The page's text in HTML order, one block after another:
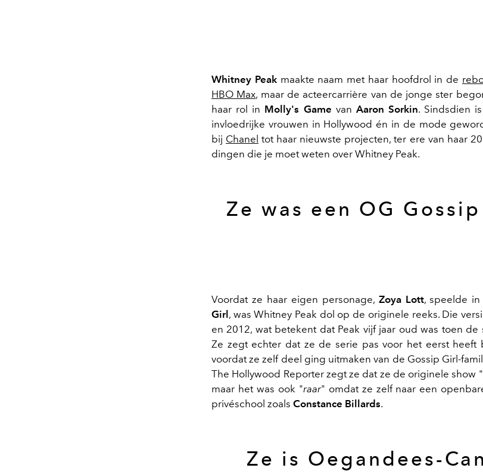
Whitney Peak maakte naam met haar hoofdrol in de
HBO Max, maar de acteercarrière van de jonge ster
haar rol in Molly's Game van Aaron Sorkin. Sindsdien
invloedrijke vrouwen in Hollywood én in de mode
bij Chanel tot haar nieuwste projecten, ter ere van haar
dingen die je moet weten over Whitney Peak.
Ze was een OG
Voordat ze haar eigen personage, Zoya Lott, speelde in
Girl, was Whitney Peak dol op de originele reeks. Die
en 2012, wat betekent dat Peak vijf jaar oud was toen
Ze zegt echter dat ze de serie pas voor het eerst heeft
voordat ze zelf deel ging uitmaken van de Gossip Girl-
The Hollywood Reporter zegt ze dat ze de originele show "
maar het was ook "raar" omdat ze zelf naar een
privéschool zoals Constance Billards.
Ze is Oegandees-